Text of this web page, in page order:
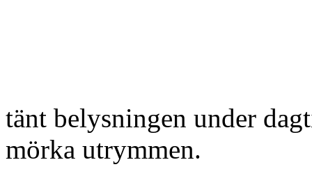
tänt belysningen under
mörka utrymmen.